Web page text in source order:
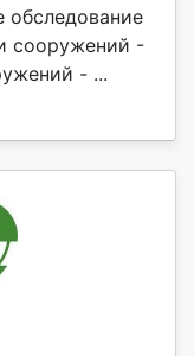
обследование
сооружений -
- ...